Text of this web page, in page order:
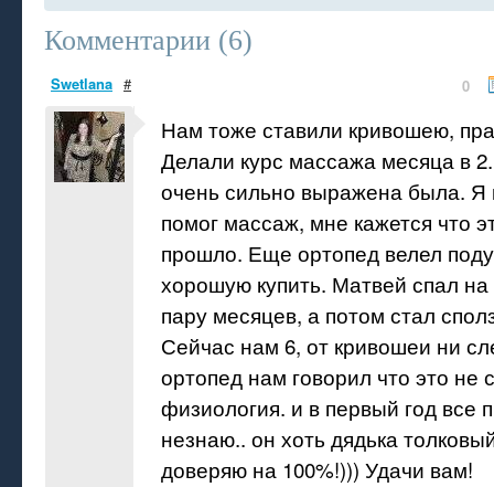
Комментарии (6)
Swetlana # 0
Нам тоже ставили кривошею,
Делали курс массажа месяца в
очень сильно выражена была. Я
помог массаж, мне кажется что
прошло. Еще ортопед велел
хорошую купить. Матвей спал
пару месяцев, а потом стал
Сейчас нам 6, от кривошеи ни
ортопед нам говорил что это не
физиология. и в первый год все
незнаю.. он хоть дядька
доверяю на 100%!))) Удачи вам!